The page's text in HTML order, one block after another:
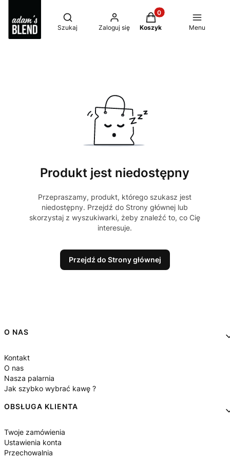
Otwórz wyszukiwarkę
Szukaj Zaloguj się
Produkty w koszyku:
Koszyk Menu
Produkt jest niedostępny
Przepraszamy, produkt, którego szukasz jest
niedostępny. Przejdź do Strony głównej lub
skorzystaj z wyszukiwarki, żeby znaleźć to, co Cię
interesuje.
Przejdź do Strony głównej
Linki w stopce
O NAS
Kontakt
O nas
Nasza palarnia
Jak szybko wybrać kawę ?
OBSŁUGA KLIENTA
Twoje zamówienia
Ustawienia konta
Przechowalnia